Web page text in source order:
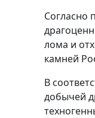
Согласно
лома и
камней
В
добычей